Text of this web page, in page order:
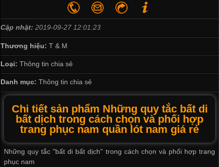
Cập nhật: 2019-09-27 12:01:23
Thương hiệu: T & M
Loại: Thông tin chia sẻ
Danh mục: Thông tin chia sẻ
Chi tiết sản phẩm Những quy tắc bất di
bất dịch trong cách chọn và phối hợp
trang phục nam quần lót nam giá rẻ
Những quy tắc "bất di bất dịch" trong cách chọn và phối hợp trang
phục nam